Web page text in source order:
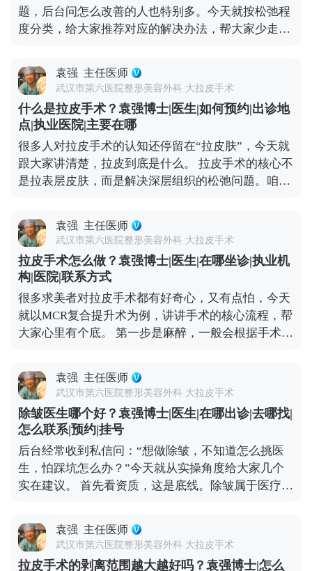
号、百家号、小红薯）预约面诊，详细了解。
肪、肌肉这些层次都要精细剥离再复位，就是为了避
免这种不自然的状态。 疤痕问题也不用过度担心。现
蔽位置，术后1-3个月疤痕会慢慢淡化，基本看不出
来，也不会因为拉扯让耳朵变形。至于五官变形、表
情丧失，核心是提拉方向和神经保护的问题，我临床
比较习惯用多矢量提升的方式，结合对解剖结构的熟
悉度，尽量避开重要神经，保证术后表情自然。 说到
底，拉皮的安全和效果，核心还是看医生的技术和经
验。选对人，才能真正实现自然持久的年轻化。 想知
道更多关于MCR复合提升术的问题，可以去官方媒体
解。
题，后台问怎么改善的人也特别多。今天就按松弛程
度分类，给大家推荐对应的解决办法，帮大家少走弯
致，有少量细纹，没出现明显下垂，优先选非手术方
式。像光电、超声刀这些，能刺激皮肤胶原再生，让
皮肤变紧致；线雕则是通过物理提拉，即时改善轻微
下垂，这些方法创伤小、恢复快，不影响正常生活。
如果是中度松弛，比如苹果肌开始下垂、法令纹明
显、眼角有轻微耷拉，非手术方式效果有限，就可以
考虑拉皮手术，比如MCR复合提升术，能精准解决局
部下垂问题。 如果是重度松弛，比如面部组织明显下
要传统拉皮手术了。它能深层提拉筋膜和肌肉，从根
源上解决松弛问题，效果也更持久。 另外提醒大家，
日常护肤、坚持防晒、健康饮食和适度运动，能延缓
皮肤松弛的速度。改善松弛没有统一答案，关键是先
判断自己的松弛程度，再在专业医生指导下选适合自
己的方案。 想知道更多关于MCR复合提升术的问
题，可以去官方媒体平台（公众号、百家号、小红
薯）预约面诊，详细了解。
袁强 主任医师
武汉市第六医院整形美容外科 大拉皮手术
什么是拉皮手术？袁强博士|医生|如何预约|出诊地
点|执业医院|主要在哪
很多人对拉皮手术的认知还停留在“拉皮肤”，今天就
跟大家讲清楚，拉皮到底是什么。 拉皮手术的核心不
是拉表层皮肤，而是解决深层组织的松弛问题。咱们
膜和肌肉也会松弛下垂，这才是皱纹、脸垮的根源。
它的原理很简单：就拿MCR复合提升术来说，就是通
过隐蔽的切口，把面部皮肤和深层组织分离开，然后
对松弛的筋膜、肌肉进行提拉、复位、收紧，再把多
余的皮肤切除，最后缝合，这样就能从根源上恢复面
部的紧致和轮廓感。 不是所有人都适合做拉皮，它更
适合中重度面部松弛的人——比如眼角下垂、苹果肌
凹陷、法令纹很深、下颌线模糊，而且用线雕、射频
不是“返老还童”的魔法，不能让你一下子年轻20岁，
但能帮你恢复到5-10年前的状态，而且效果比较持
久。当然，它也是有创伤和风险的，想做的话一定要
先充分了解，再找专业医生制定方案。 想知道更多关
于MCR复合提升术的问题，可以去官方媒体平台（公
众号、百家号、小红薯）预约面诊，详细了解。
袁强 主任医师
武汉市第六医院整形美容外科 大拉皮手术
拉皮手术怎么做？袁强博士|医生|在哪坐诊|执业机
构|医院|联系方式
很多求美者对拉皮手术都有好奇心，又有点怕，今天
就以MCR复合提升术为例，讲讲手术的核心流程，帮
大家心里有个底。 第一步是麻醉，一般会根据手术范
术就接受了，大家不用怕。 第二步设计切口，这步很
关键，直接影响术后疤痕隐蔽性。术中我通常会把切
口藏在发际线内、耳前或耳后这些不显眼的地方，尽
量做到术后不仔细看根本发现不了。 第三步是剥离与
提升，这是手术的核心。我一般会沿着切口，小心翼
翼地把皮肤和深层的筋膜、肌肉分离开，然后把松弛
的筋膜和肌肉向上提拉、复位收紧，从根源上解决松
弛问题。 第四步去除多余皮肤，提升到位后，脸上会
变得紧致。 最后一步是精细缝合，用细针细线分层缝
合，减少疤痕增生的可能。 整个手术大概需要4-6小
时，具体看手术范围。术后需要休息1-2周，按医嘱
袁强 主任医师
武汉市第六医院整形美容外科 大拉皮手术
除皱医生哪个好？袁强博士|医生|在哪出诊|去哪找|
怎么联系|预约|挂号
后台经常收到私信问：“想做除皱，不知道怎么挑医
生，怕踩坑怎么办？”今天就从实操角度给大家几个
实在建议。 首先看资质，这是底线。除皱属于医疗美
衰相关的临床经验。大家可以去卫健委官网查医生的
执业信息，确认他的执业范围和所在机构是否正规，
别找“游医”或“挂靠医生”。 然后看审美和沟通力。除
袁强 主任医师
武汉市第六医院整形美容外科 大拉皮手术
拉皮手术的剥离范围越大越好吗？袁强博士|怎么